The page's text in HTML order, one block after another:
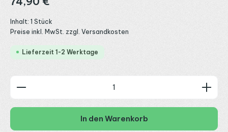
Inhalt: 1 Stück
Preise inkl. MwSt. zzgl. Versandkosten
Lieferzeit 1-2 Werktage
Produkt Anzahl: Gib den gewünschten Wert ein
In den Warenkorb